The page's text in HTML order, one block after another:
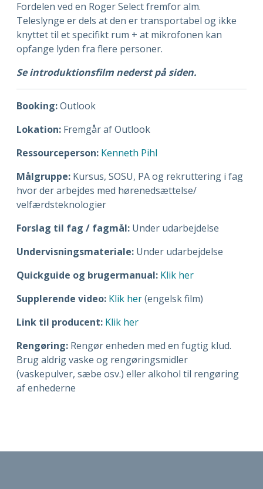
Fordelen ved en Roger Select fremfor alm.
Teleslynge er dels at den er transportabel og ikke
knyttet til et specifikt rum + at mikrofonen kan
opfange lyden fra flere personer.
Se introduktionsfilm nederst på siden.
Booking:Outlook
Lokation: Fremgår af Outlook
Ressourceperson: Kenneth Pihl
Målgruppe: Kursus, SOSU, PA og rekruttering i fag
hvor der arbejdes med hørenedsættelse/
velfærdsteknologier
Forslag til fag / fagmål: Under udarbejdelse
Undervisningsmateriale: Under udarbejdelse
Quickguide og brugermanual: Klik her
Supplerende video: Klik her(engelsk film)
Link til producent: Klik her
Rengøring: Rengør enheden med en fugtig klud.
Brug aldrig vaske og rengøringsmidler
(vaskepulver, sæbe osv.) eller alkohol til rengøring
af enhederne